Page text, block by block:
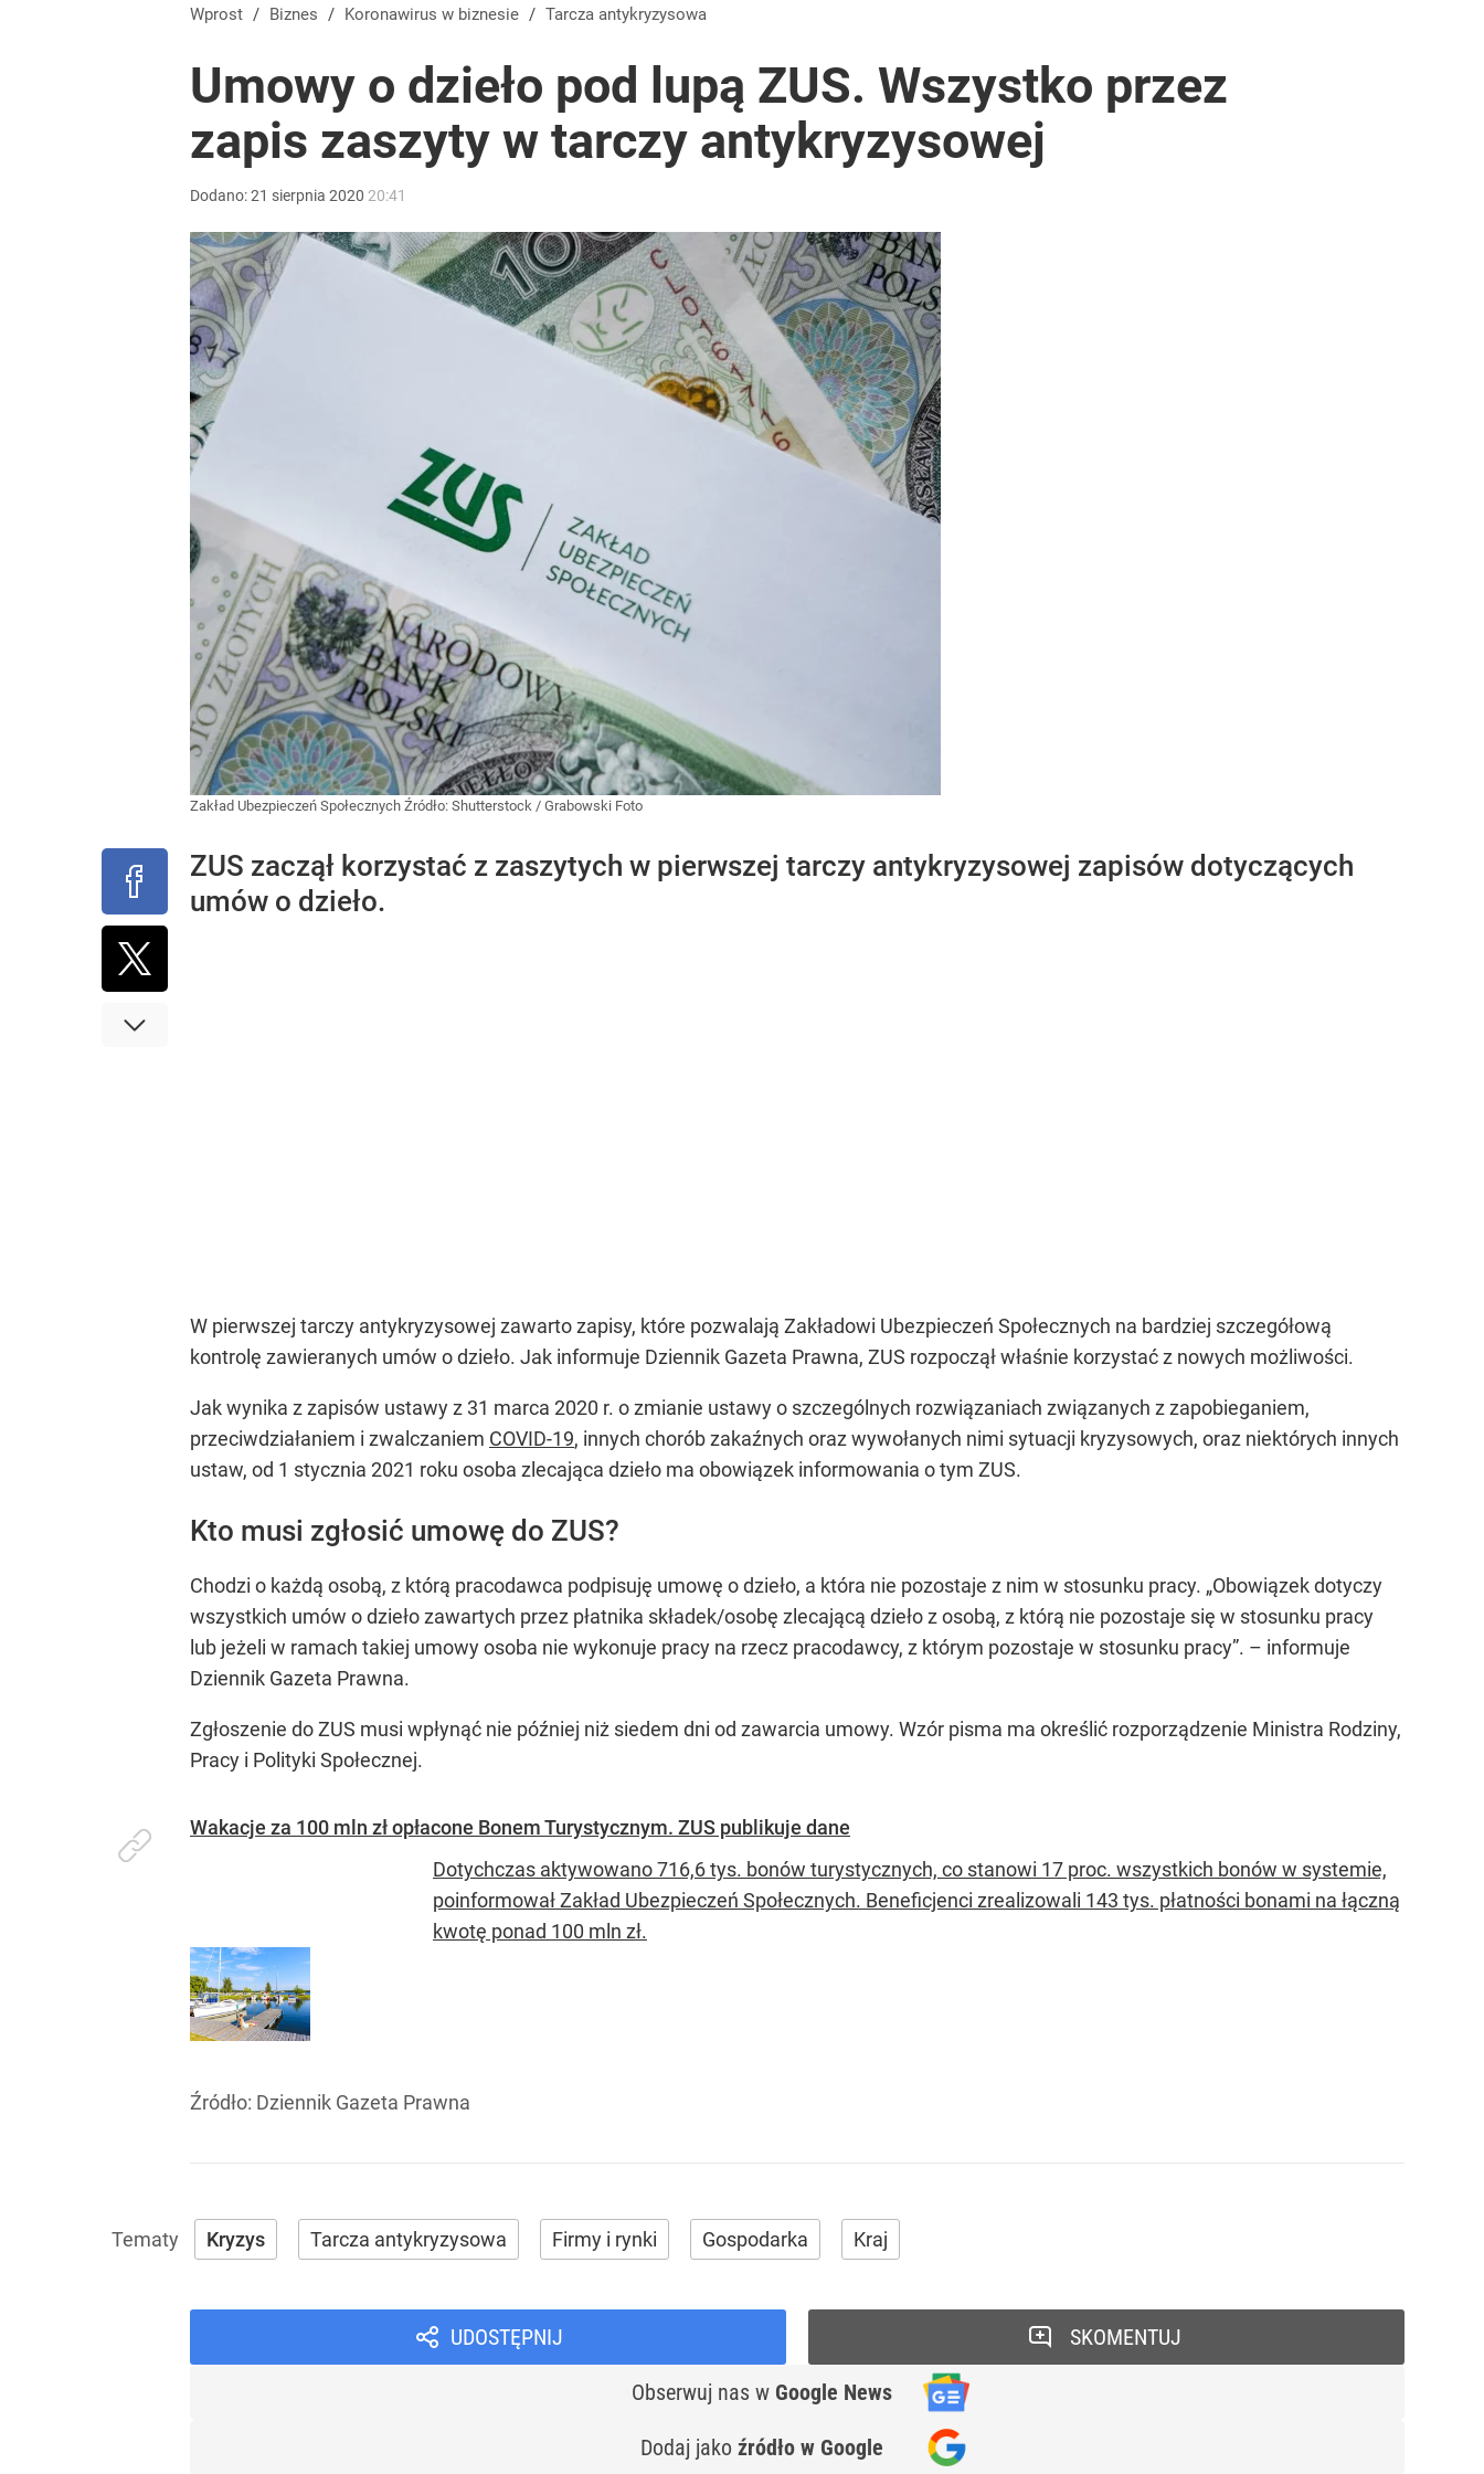
Pilny komunikat znanego banku. Klientów czekają utrudnienia
„Nie chodzi o zemstę”. Mocny apel w sprawie ofiar rzezi wołyńskiej
Farmacja: wzrost pod presją. co czeka branżę do 2030 roku?
Wprost / Biznes / Koronawirus w biznesie / Tarcza antykryzysowa
Umowy o dzieło pod lupą ZUS. Wszystko przez
zapis zaszyty w tarczy antykryzysowej
Dodano:21 sierpnia 2020 20:41
Zakład Ubezpieczeń Społecznych Źródło: Shutterstock / Grabowski Foto
ZUS zaczął korzystać z zaszytych w pierwszej tarczy antykryzysowej zapisów dotyczących
umów o dzieło.
W pierwszej tarczy antykryzysowej zawarto zapisy, które pozwalają Zakładowi Ubezpieczeń Społecznych na bardziej szczegółową
kontrolę zawieranych umów o dzieło. Jak informuje Dziennik Gazeta Prawna, ZUS rozpoczął właśnie korzystać z nowych możliwości.
Jak wynika z zapisów ustawy z 31 marca 2020 r. o zmianie ustawy o szczególnych rozwiązaniach związanych z zapobieganiem,
przeciwdziałaniem i zwalczaniem COVID-19, innych chorób zakaźnych oraz wywołanych nimi sytuacji kryzysowych, oraz niektórych innych
ustaw, od 1 stycznia 2021 roku osoba zlecająca dzieło ma obowiązek informowania o tym ZUS.
Kto musi zgłosić umowę do ZUS?
Chodzi o każdą osobą, z którą pracodawca podpisuję umowę o dzieło, a która nie pozostaje z nim w stosunku pracy. „Obowiązek dotyczy
wszystkich umów o dzieło zawartych przez płatnika składek/osobę zlecającą dzieło z osobą, z którą nie pozostaje się w stosunku pracy
lub jeżeli w ramach takiej umowy osoba nie wykonuje pracy na rzecz pracodawcy, z którym pozostaje w stosunku pracy”. – informuje
Dziennik Gazeta Prawna.
Zgłoszenie do ZUS musi wpłynąć nie później niż siedem dni od zawarcia umowy. Wzór pisma ma określić rozporządzenie Ministra Rodziny,
Pracy i Polityki Społecznej.
Wakacje za 100 mln zł opłacone Bonem Turystycznym. ZUS publikuje dane
Dotychczas aktywowano 716,6 tys. bonów turystycznych, co stanowi 17 proc. wszystkich bonów w systemie,
poinformował Zakład Ubezpieczeń Społecznych. Beneficjenci zrealizowali 143 tys. płatności bonami na łączną
kwotę ponad 100 mln zł.
Źródło: Dziennik Gazeta Prawna
Kryzys Tarcza antykryzysowa Firmy i rynki Gospodarka Kraj
UDOSTĘPNIJ
Obserwuj nas w Google News
Dodaj jako źródło w Google
SKOMENTUJ